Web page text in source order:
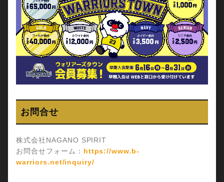
お問合せ
株式会社NAGANO SPIRIT
お問合せフォーム： https://www.b-
warriors.net/inquiry/